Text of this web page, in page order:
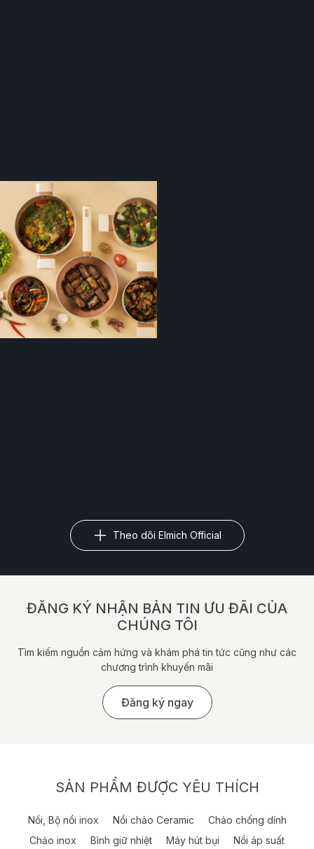
Theo dõi Elmich Official
ĐĂNG KÝ NHẬN BẢN TIN ƯU ĐÃI CỦA
CHÚNG TÔI
Tìm kiếm nguồn cảm hứng và khám phá tin tức cũng như các
chương trình khuyến mãi
Đăng ký ngay
SẢN PHẨM ĐƯỢC YÊU THÍCH
Nồi, Bộ nồi inox Nồi chảo Ceramic
Chảo chống dính
Chảo inox
Bình giữ nhiệt Máy hút bụi
Nồi áp suất